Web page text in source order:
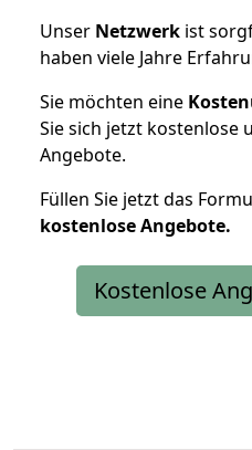
Unser Netzwerk ist
haben viele Jahre
Sie möchten eine
Sie sich jetzt kostenlose
Angebote.
Füllen Sie jetzt das
kostenloseAngebote.
Kostenlose